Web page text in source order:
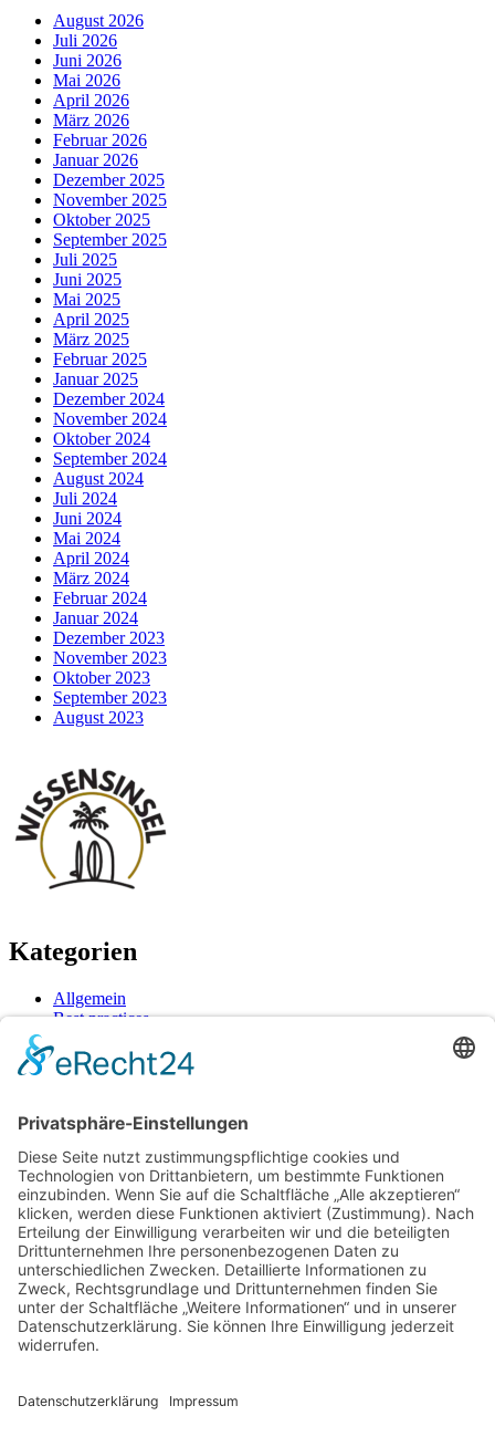
August 2026
Juli 2026
Juni 2026
Mai 2026
April 2026
März 2026
Februar 2026
Januar 2026
Dezember 2025
November 2025
Oktober 2025
September 2025
Juli 2025
Juni 2025
Mai 2025
April 2025
März 2025
Februar 2025
Januar 2025
Dezember 2024
November 2024
Oktober 2024
September 2024
August 2024
Juli 2024
Juni 2024
Mai 2024
April 2024
März 2024
Februar 2024
Januar 2024
Dezember 2023
November 2023
Oktober 2023
September 2023
August 2023
Kategorien
Allgemein
Best practices
Lösungen
Marketing
Wissen
Neueste Beiträge
Beim Parken am Flughafen: So entgeht man versteckten
Kosten und bleibt entspannt
Unterwegs mit den Kleinsten: Wie gemeinsame Abenteuer
den Alltag verändern
Wenn sich Investition und Nutzen unerwartet verbinden: Ein
genauer Blick lohnt sich
Stabile Verbindungen im Serverraum: So vermeidest du teure
Ausfälle und erhöhst die Effizienz